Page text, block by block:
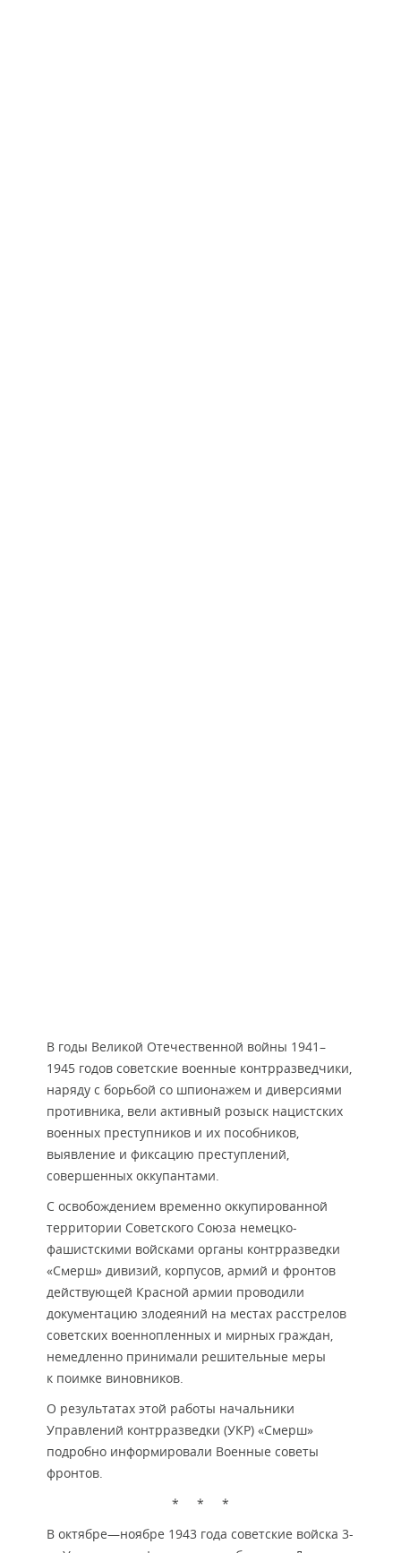
В годы Великой Отечественной войны 1941–
1945 годов советские военные контрразведчики,
наряду с борьбой со шпионажем и диверсиями
противника, вели активный розыск нацистских
военных преступников и их пособников,
выявление и фиксацию преступлений,
совершенных оккупантами.
С освобождением временно оккупированной
территории Советского Союза немецко-
фашистскими войсками органы контрразведки
«Смерш» дивизий, корпусов, армий и фронтов
действующей Красной армии проводили
документацию злодеяний на местах расстрелов
советских военнопленных и мирных граждан,
немедленно принимали решительные меры
к поимке виновников.
О результатах этой работы начальники
Управлений контрразведки (УКР) «Смерш»
подробно информировали Военные советы
фронтов.
* * *
В октябре—ноябре 1943 года советские войска 3-